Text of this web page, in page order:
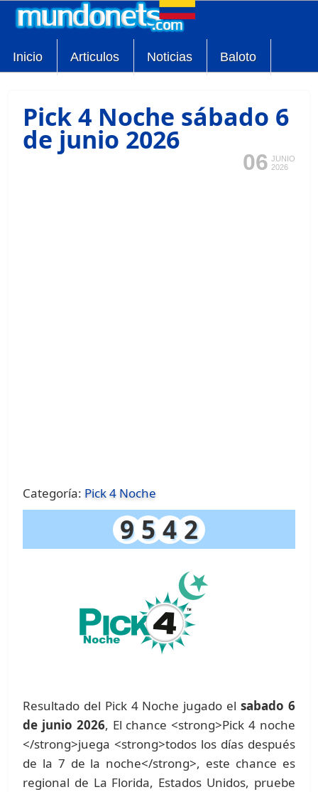
Inicio Articulos Noticias Baloto
Pick 4 Noche sábado 6
de junio 2026
06 JUNIO
2026
Categoría: Pick 4 Noche
9 5 4 2
Resultado del Pick 4 Noche jugado elsabado 6
de junio 2026, El chance <strong>Pick 4 noche
</strong>juega <strong>todos los días después
de la 7 de la noche</strong>, este chance es
regional de La Florida, Estados Unidos, pruebe